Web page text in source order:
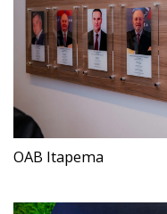
OAB Itapema